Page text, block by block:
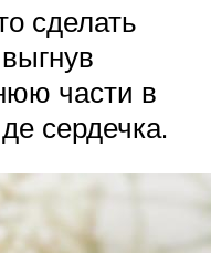
сделать
части в
сердечка.